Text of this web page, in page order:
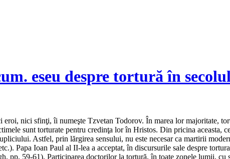
eseu despre tortură în
nici sfinţi, îi numeşte Tzvetan Todorov. În marea lor majoritate,
sunt torturate pentru credinţa lor în Hristos. Din pricina aceasta,
Astfel, prin lărgirea sensului, nu este necesar ca martirii
Papa Ioan Paul al II-lea a acceptat, în discursurile sale despre
pp. 59-61). Participarea doctorilor la tortură, în toate zonele lumii, cu